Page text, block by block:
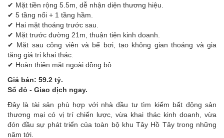
✔ Mặt tiền rộng 5.5m, dễ nhận diện thương hiệu.
✔ 5 tầng nổi + 1 tầng hầm.
✔ Hai mặt thoáng trước sau.
✔ Mặt trước đường 21m, thuận tiện kinh doanh.
✔ Mặt sau công viên và bể bơi, tạo không gian thoáng và gia
tăng giá trị khai thác.
✔ Hoàn thiện mặt ngoài đồng bộ.
Giá bán: 59.2 tỷ.
Sổ đỏ - Giao dịch ngay.
Đây là tài sản phù hợp với nhà đầu tư tìm kiếm bất động sản
thương mại có vị trí chiến lược, vừa khai thác kinh doanh, vừa
đón đầu sự phát triển của toàn bộ khu Tây Hồ Tây trong những
năm tới.